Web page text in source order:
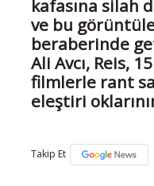
kafasına silah
ve bu
beraberinde
Ali Avcı, Reis,
filmlerle rant
eleştiri
Takip Et